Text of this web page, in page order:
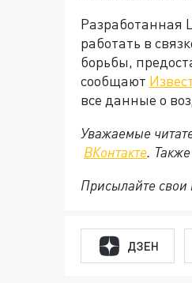
Разработанная
работать в
борьбы,
сообщают
все данные о
Уважаемые
ВКонтакте.
Присылайте свои
ДЗЕН